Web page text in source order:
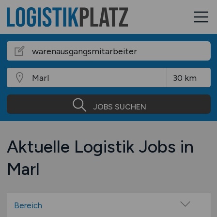
JOBS SUCHEN
Aktuelle Logistik Jobs in
Marl
Bereich